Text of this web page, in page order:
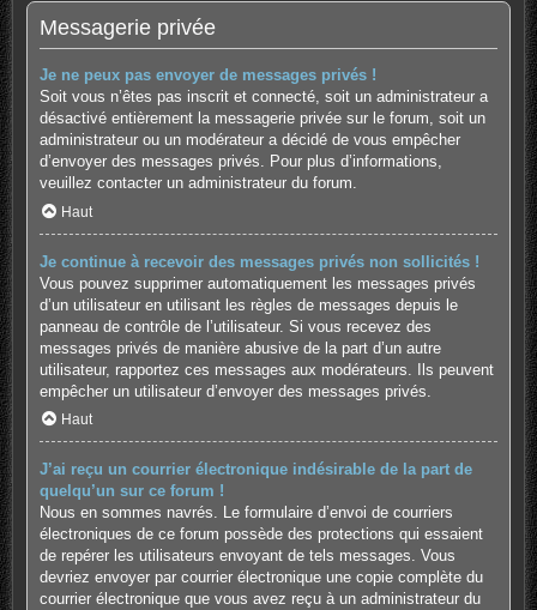
Messagerie privée
Je ne peux pas envoyer de messages privés !
Soit vous n’êtes pas inscrit et connecté, soit un administrateur a
désactivé entièrement la messagerie privée sur le forum, soit un
administrateur ou un modérateur a décidé de vous empêcher
d’envoyer des messages privés. Pour plus d’informations,
veuillez contacter un administrateur du forum.
Haut
Je continue à recevoir des messages privés non sollicités !
Vous pouvez supprimer automatiquement les messages privés
d’un utilisateur en utilisant les règles de messages depuis le
panneau de contrôle de l’utilisateur. Si vous recevez des
messages privés de manière abusive de la part d’un autre
utilisateur, rapportez ces messages aux modérateurs. Ils peuvent
empêcher un utilisateur d’envoyer des messages privés.
Haut
J’ai reçu un courrier électronique indésirable de la part de
quelqu’un sur ce forum !
Nous en sommes navrés. Le formulaire d’envoi de courriers
électroniques de ce forum possède des protections qui essaient
de repérer les utilisateurs envoyant de tels messages. Vous
devriez envoyer par courrier électronique une copie complète du
courrier électronique que vous avez reçu à un administrateur du